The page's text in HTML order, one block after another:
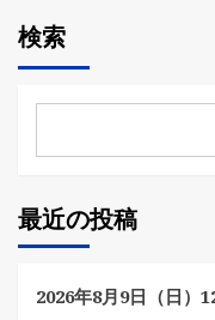
の
ペ
ー
ジ
送
り
検索
最近の投稿
2026年8月9日（日）